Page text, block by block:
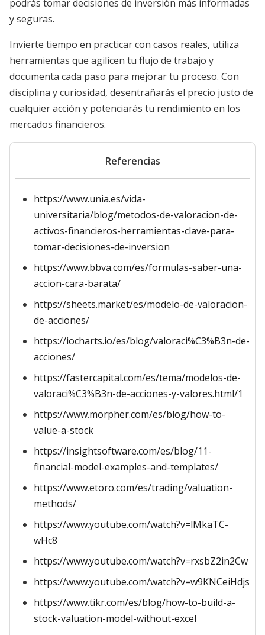
podrás tomar decisiones de inversión más informadas
y seguras.
Invierte tiempo en practicar con casos reales, utiliza
herramientas que agilicen tu flujo de trabajo y
documenta cada paso para mejorar tu proceso. Con
disciplina y curiosidad, desentrañarás el precio justo de
cualquier acción y potenciarás tu rendimiento en los
mercados financieros.
Referencias
https://www.unia.es/vida-
universitaria/blog/metodos-de-valoracion-de-
activos-financieros-herramientas-clave-para-
tomar-decisiones-de-inversion
https://www.bbva.com/es/formulas-saber-una-
accion-cara-barata/
https://sheets.market/es/modelo-de-valoracion-
de-acciones/
https://iocharts.io/es/blog/valoraci%C3%B3n-de-
acciones/
https://fastercapital.com/es/tema/modelos-de-
valoraci%C3%B3n-de-acciones-y-valores.html/1
https://www.morpher.com/es/blog/how-to-
value-a-stock
https://insightsoftware.com/es/blog/11-
financial-model-examples-and-templates/
https://www.etoro.com/es/trading/valuation-
methods/
https://www.youtube.com/watch?v=lMkaTC-
wHc8
https://www.youtube.com/watch?v=rxsbZ2in2Cw
https://www.youtube.com/watch?v=w9KNCeiHdjs
https://www.tikr.com/es/blog/how-to-build-a-
stock-valuation-model-without-excel